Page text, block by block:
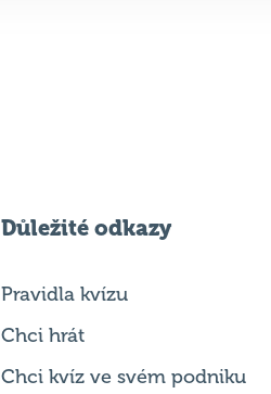
Důležité odkazy
Pravidla kvízu
Chci hrát
Chci kvíz ve svém podniku